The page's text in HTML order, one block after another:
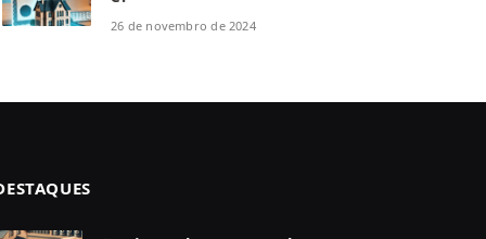
26 de novembro de 2024